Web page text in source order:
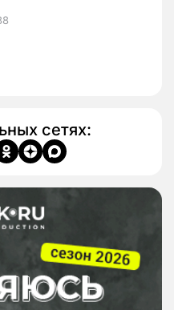
сетях: